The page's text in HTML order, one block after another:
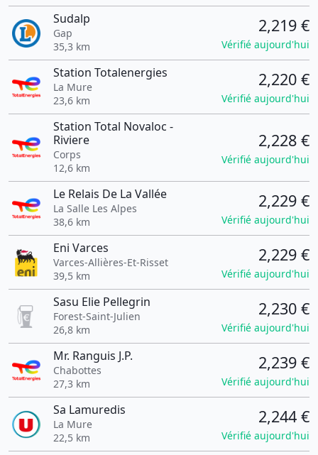
Sudalp
Gap
35,3 km
2,219 €
Vérifié aujourd'hui
Station Totalenergies
La Mure
23,6 km
2,220 €
Vérifié aujourd'hui
Station Total Novaloc -
Riviere
Corps
12,6 km
2,228 €
Vérifié aujourd'hui
Le Relais De La Vallée
La Salle Les Alpes
38,6 km
2,229 €
Vérifié aujourd'hui
Eni Varces
Varces-Allières-Et-Risset
39,5 km
2,229 €
Vérifié aujourd'hui
Sasu Elie Pellegrin
Forest-Saint-Julien
26,8 km
2,230 €
Vérifié aujourd'hui
Mr. Ranguis J.P.
Chabottes
27,3 km
2,239 €
Vérifié aujourd'hui
Sa Lamuredis
La Mure
22,5 km
2,244 €
Vérifié aujourd'hui